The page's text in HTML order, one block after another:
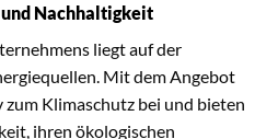
Nachhaltigkeit
liegt auf der
Mit dem Angebot
zum Klimaschutz bei und bieten
ihren ökologischen